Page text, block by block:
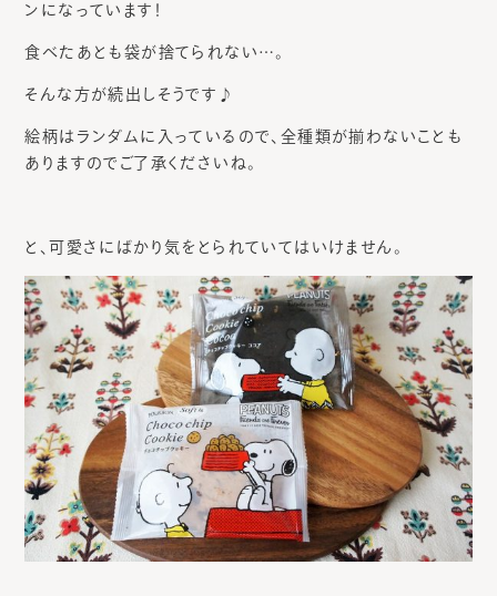
ンになっています！
食べたあとも袋が捨てられない…。
そんな方が続出しそうです♪
絵柄はランダムに入っているので、全種類が揃わないことも
ありますのでご了承くださいね。
と、可愛さにばかり気をとられていてはいけません。